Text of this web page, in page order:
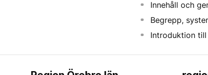
Innehåll och
Begrepp,
Introduktion